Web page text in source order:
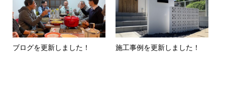
ブログを更新しました！ 施工事例を更新しました！